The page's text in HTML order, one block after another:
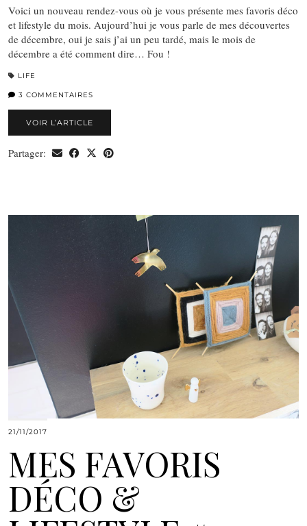
Voici un nouveau rendez-vous où je vous présente mes favoris déco
et lifestyle du mois. Aujourd’hui je vous parle de mes découvertes
de décembre, oui je sais j’ai un peu tardé, mais le mois de
décembre a été comment dire… Fou !
LIFE
3 COMMENTAIRES
VOIR L’ARTICLE
Partager:
21/11/2017
MES FAVORIS
DÉCO &